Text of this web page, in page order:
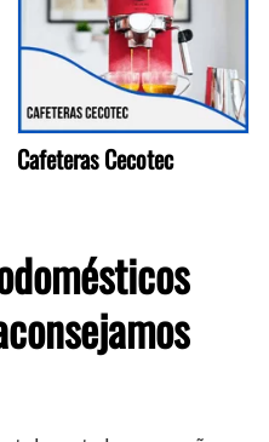
Cafeteras Cecotec